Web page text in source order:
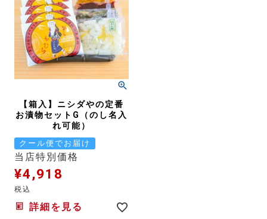
【箱入】ニシダやの定番
お漬物セットG（のし名入
れ可能）
クール便でお届け
当店特別価格
¥4,918
税込
詳細を見る